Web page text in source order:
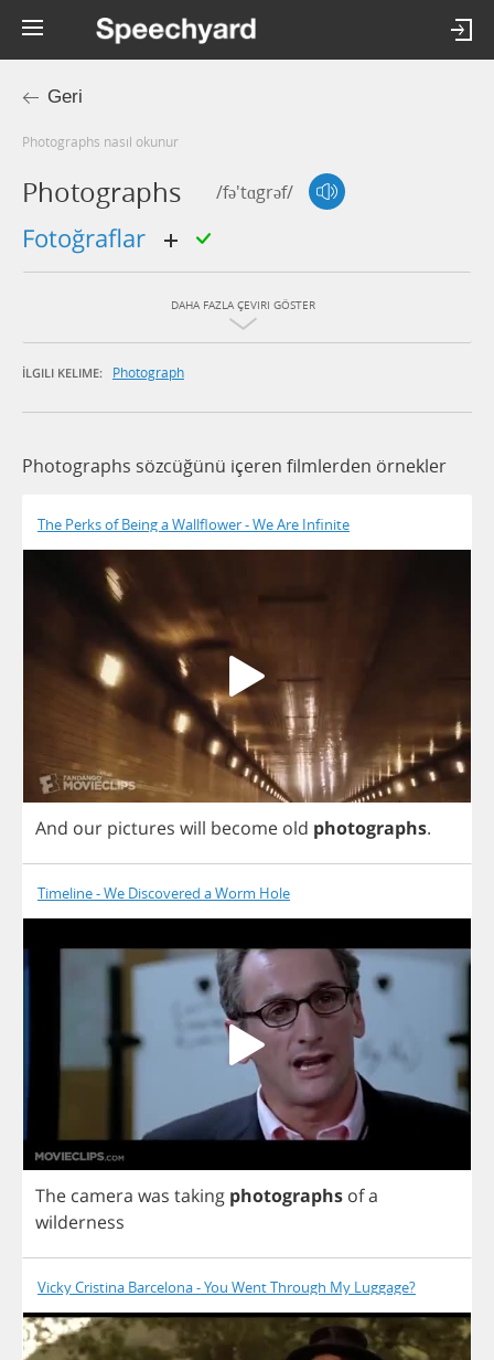
Geri
photographs nasıl okunur
Photographs /fə'tɑgrəf/
fotoğraflar
DAHA FAZLA ÇEVIRI GÖSTER
İLGILI KELIME: Photograph
Photographs sözcüğünü içeren filmlerden örnekler
The Perks of Being a Wallflower - We Are Infinite
And our pictures will become old photographs.
Timeline - We Discovered a Worm Hole
The camera was taking photographs ofa
wilderness
Vicky Cristina Barcelona - You Went Through My Luggage?